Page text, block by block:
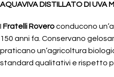
AQUAVIVA DISTILLATO DI UVA
I Fratelli Roveroconducono
150 anni fa. Conservano
praticano un’agricoltura
standard qualitativi e rispetto